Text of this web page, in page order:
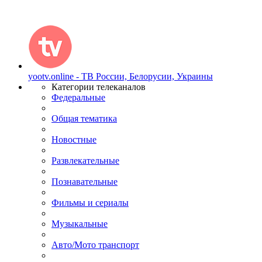
yootv.online - ТВ России, Белорусии, Украины
Категории телеканалов
Федеральные
Общая тематика
Новостные
Развлекательные
Познавательные
Фильмы и сериалы
Музыкальные
Авто/Мото транспорт